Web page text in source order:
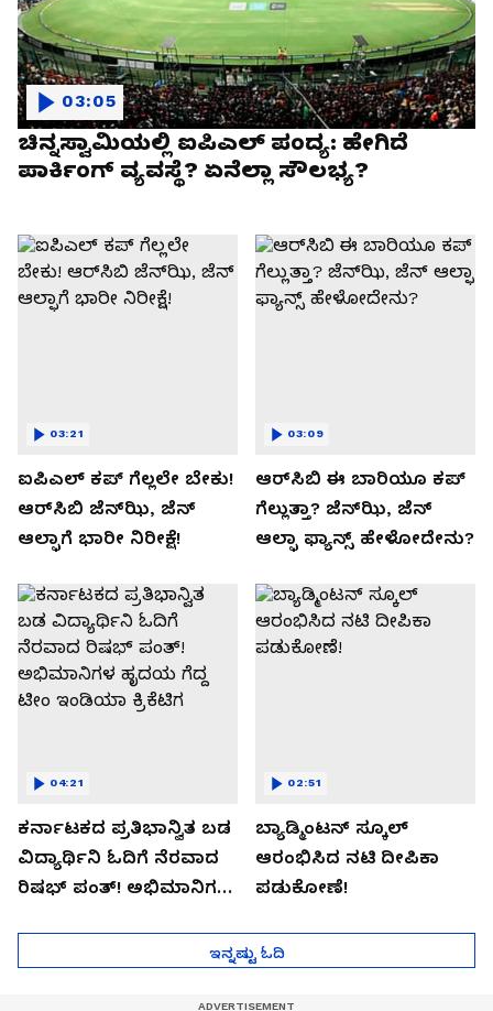
ಚಿನ್ನಸ್ವಾಮಿಯಲ್ಲಿ ಐಪಿಎಲ್‌ ಪಂದ್ಯ: ಹೇಗಿದೆ
ಪಾರ್ಕಿಂಗ್ ವ್ಯವಸ್ಥೆ? ಏನೆಲ್ಲಾ ಸೌಲಭ್ಯ?
03:05
ಐಪಿಎಲ್ ಕಪ್‌ ಗೆಲ್ಲಲೇ ಬೇಕು!
ಆರ್‌ಸಿಬಿ ಜೆನ್‌ಝಿ, ಜೆನ್‌
ಆಲ್ಫಾಗೆ ಭಾರೀ ನಿರೀಕ್ಷೆ!
03:21
ಆರ್‌ಸಿಬಿ ಈ ಬಾರಿಯೂ ಕಪ್‌
ಗೆಲ್ಲುತ್ತಾ? ಜೆನ್‌ಝಿ, ಜೆನ್‌
ಆಲ್ಫಾ ಫ್ಯಾನ್ಸ್ ಹೇಳೋದೇನು?
03:09
ಕರ್ನಾಟಕದ ಪ್ರತಿಭಾನ್ವಿತ ಬಡ
ವಿದ್ಯಾರ್ಥಿನಿ ಓದಿಗೆ ನೆರವಾದ
ರಿಷಭ್ ಪಂತ್! ಅಭಿಮಾನಿಗಳ
04:21
ಬ್ಯಾಡ್ಮಿಂಟನ್ ಸ್ಕೂಲ್​
ಆರಂಭಿಸಿದ ನಟಿ ದೀಪಿಕಾ
ಪಡುಕೋಣೆ!
02:51
ಇನ್ನಷ್ಟು ಓದಿ